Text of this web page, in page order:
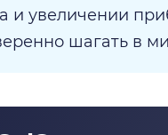
и увеличении
шагать в